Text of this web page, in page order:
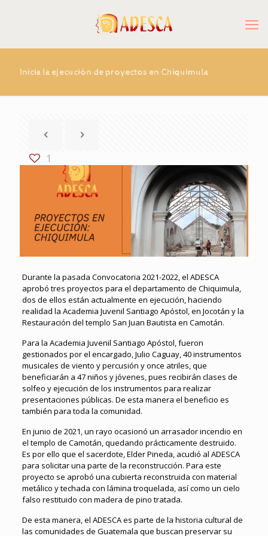
Inicia la ejecución de proyectos en Chiquimula
1
Durante la pasada Convocatoria 2021-2022, el ADESCA
aprobó tres proyectos para el departamento de Chiquimula,
dos de ellos están actualmente en ejecución, haciendo
realidad la Academia Juvenil Santiago Apóstol, en Jocotán y la
Restauración del templo San Juan Bautista en Camotán.
Para la Academia Juvenil Santiago Apóstol, fueron
gestionados por el encargado, Julio Caguay, 40 instrumentos
musicales de viento y percusión y once atriles, que
beneficiarán a 47 niños y jóvenes, pues recibirán clases de
solfeo y ejecución de los instrumentos para realizar
presentaciones públicas. De esta manera el beneficio es
también para toda la comunidad.
En junio de 2021, un rayo ocasionó un arrasador incendio en
el templo de Camotán, quedando prácticamente destruido.
Es por ello que el sacerdote, Elder Pineda, acudió al ADESCA
para solicitar una parte de la reconstrucción. Para este
proyecto se aprobó una cubierta reconstruida con material
metálico y techada con lámina troquelada, así como un cielo
falso restituido con madera de pino tratada.
De esta manera, el ADESCA es parte de la historia cultural de
las comunidades de Guatemala que buscan preservar su